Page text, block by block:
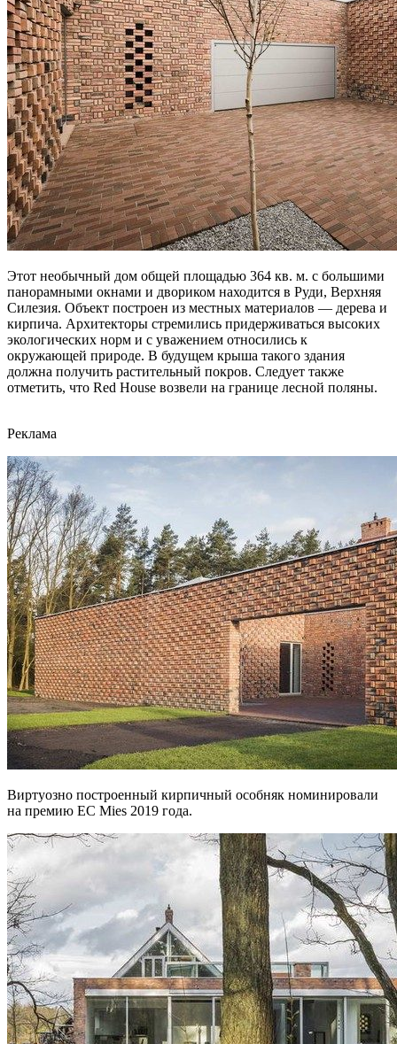
Этот необычный дом общей площадью 364 кв. м. с большими
панорамными окнами и двориком находится в Руди, Верхняя
Силезия. Объект построен из местных материалов — дерева и
кирпича. Архитекторы стремились придерживаться высоких
экологических норм и с уважением относились к
окружающей природе. В будущем крыша такого здания
должна получить растительный покров. Следует также
отметить, что Red House возвели на границе лесной поляны.
Реклама
Виртуозно построенный кирпичный особняк номинировали
на премию ЕС Mies 2019 года.